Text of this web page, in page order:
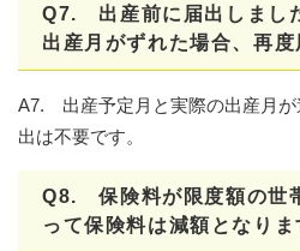
Q7. 出産前に届出しまし
出産月がずれた場合、再
A7. 出産予定月と実際の出産月が
出は不要です。
Q8. 保険料が限度額の世
って保険料は減額となりま